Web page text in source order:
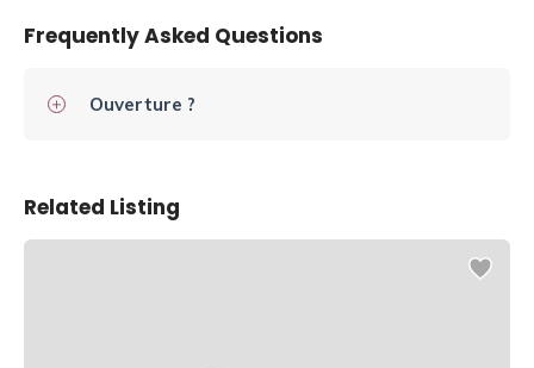
Frequently Asked Questions
Ouverture ?
Related Listing